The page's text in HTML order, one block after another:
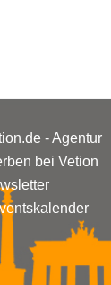
- Agentur
bei Vetion